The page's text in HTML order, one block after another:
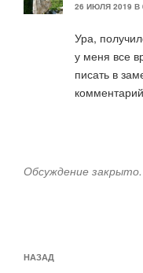
26 ИЮЛЯ 2019 В
Ура,
у меня все
писать в
Обсуждение закрыто.
по
Предыдущая
НАЗАД